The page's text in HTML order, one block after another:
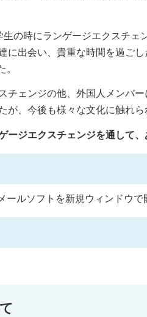
の時にランゲージエクスチェ
に出会い、貴重な時間を過ご
。
チェンジの他、外国人メンバ
が、今後も様々な文化に触れ
ージエクスチェンジを通して
ールソフトを新規ウィンドウで